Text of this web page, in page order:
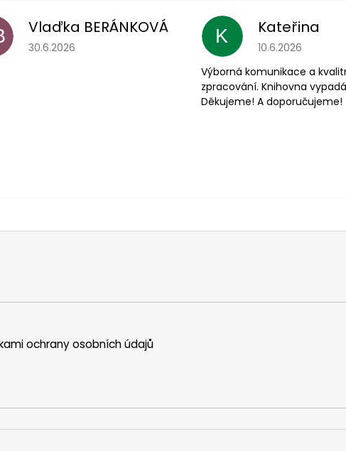
Vlaďka BERÁNKOVÁ
Hodnotenie obchodu je 5 z 5 hviezdičiek.
30.6.2026
K Kateřina
Hodnotenie
10.6.2026
Výborná komunikace a
zpracování. Knihovna
Děkujeme! A doporučujeme!
ochrany osobních údajů